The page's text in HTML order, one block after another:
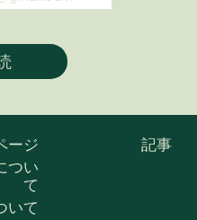
ージ
つい
て
いて
記事